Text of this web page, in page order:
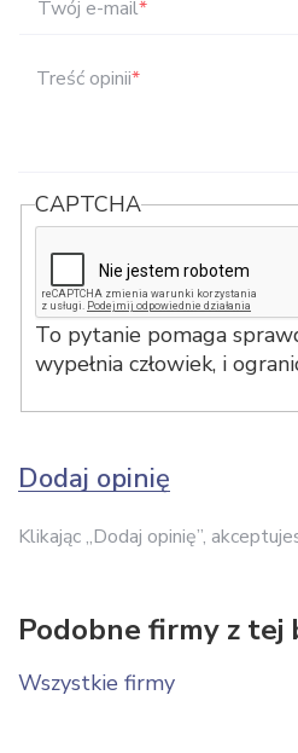
Twój e-mail*
Treść opinii*
CAPTCHA
To pytanie pomaga
wypełnia człowiek, i
Dodaj opinię
Klikając „Dodaj opinię”,
Podobne firmy z tej
Wszystkie firmy